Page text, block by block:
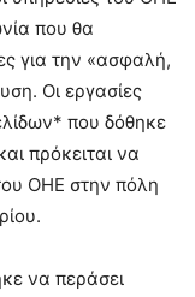
που θα
για την «ασφαλή,
Οι εργασίες
που δόθηκε
πρόκειται να
ΟΗΕ στην πόλη
να περάσει